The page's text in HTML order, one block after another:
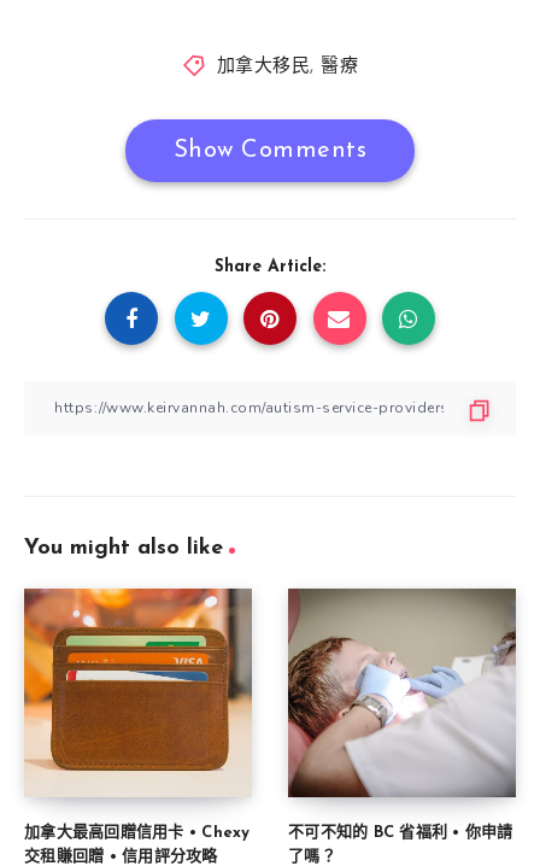
加拿大移民, 醫療
Show Comments
Share Article:
You might also like
加拿大最高回贈信用卡 • Chexy
交租賺回贈 • 信用評分攻略
不可不知的 BC 省福利 • 你申請
了嗎？